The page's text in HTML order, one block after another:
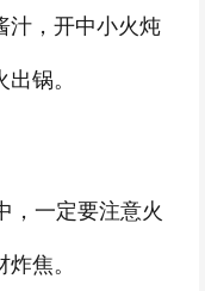
汁，开中小火炖
锅。
，一定要注意火
焦。